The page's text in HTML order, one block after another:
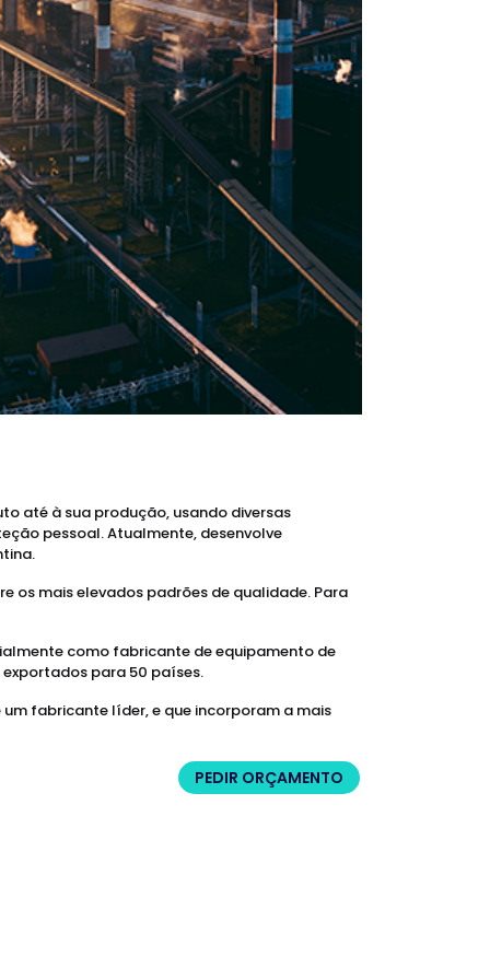
até à sua produção, usando diversas
pessoal. Atualmente, desenvolve
os mais elevados padrões de qualidade. Para
como fabricante de equipamento de
para 50 países.
fabricante líder, e que incorporam a mais
PEDIR ORÇAMENTO